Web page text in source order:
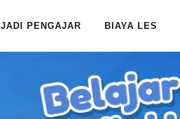
JADI PENGAJAR BIAYA LES